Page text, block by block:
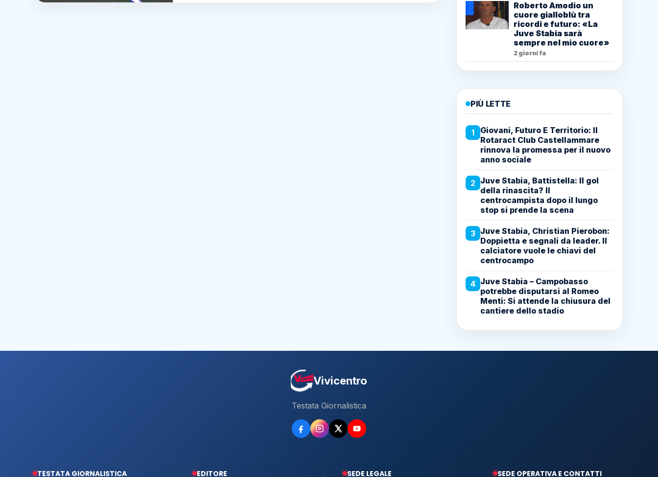
Roberto Amodio un
cuore gialloblù tra
ricordi e futuro: «La
Juve Stabia sarà
sempre nel mio cuore»
2 giorni fa
PIÙ LETTE
1
Giovani, Futuro E Territorio: Il
Rotaract Club Castellammare
rinnova la promessa per il nuovo
anno sociale
2 Juve Stabia, Battistella: Il gol
della rinascita? Il
centrocampista dopo il lungo
stop si prende la scena
3 Juve Stabia, Christian Pierobon:
Doppietta e segnali da leader. Il
calciatore vuole le chiavi del
centrocampo
4 Juve Stabia – Campobasso
potrebbe disputarsi al Romeo
Menti: Si attende la chiusura del
cantiere dello stadio
Vivicentro
Testata Giornalistica
TESTATA GIORNALISTICA EDITORE SEDE LEGALE SEDE OPERATIVA E CONTATTI